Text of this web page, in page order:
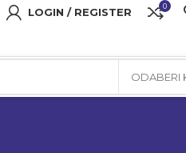
LOGIN / REGISTER 0